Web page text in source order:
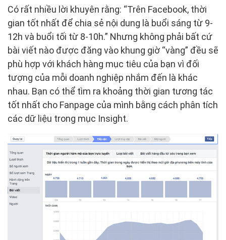
Có rất nhiều lời khuyên rằng: “Trên Facebook, thời
gian tốt nhất để chia sẻ nội dung là buổi sáng từ 9-
12h và buổi tối từ 8-10h.” Nhưng không phải bất cứ
bài viết nào được đăng vào khung giờ “vàng” đều sẽ
phù hợp với khách hàng mục tiêu của bạn vì đối
tượng của mỗi doanh nghiệp nhắm đến là khác
nhau. Bạn có thể tìm ra khoảng thời gian tương tác
tốt nhất cho Fanpage của mình bằng cách phân tích
các dữ liệu trong mục Insight.